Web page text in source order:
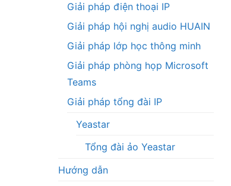
Giải pháp điện thoại IP
Giải pháp hội nghị audio HUAIN
Giải pháp lớp học thông minh
Giải pháp phòng họp Microsoft
Teams
Giải pháp tổng đài IP
Yeastar
Tổng đài ảo Yeastar
Hướng dẫn